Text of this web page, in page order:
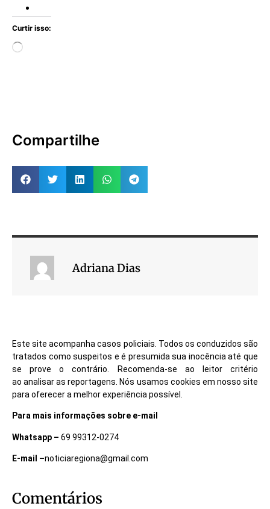
Curtir isso:
Compartilhe
Adriana Dias
Este site acompanha casos policiais. Todos os conduzidos são
tratados como suspeitos e é presumida sua inocência até que
se prove o contrário. Recomenda-se ao leitor critério
ao analisar as reportagens. Nós usamos cookies em nosso site
para oferecer a melhor experiência possível.
Para mais informações sobre e-mail
Whatsapp – 69 99312-0274
E-mail –noticiaregiona@gmail.com
Comentários